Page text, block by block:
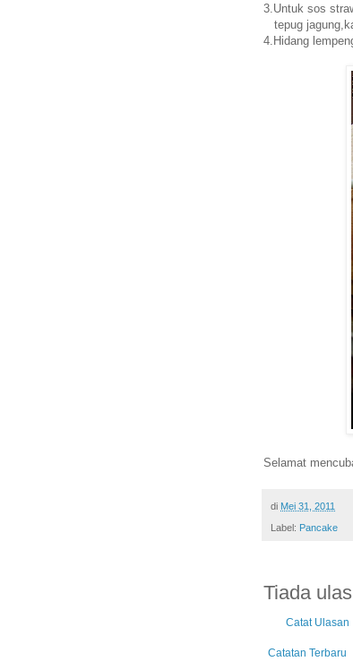
3.Untuk sos
tepug
4.Hidang
Selamat
di Mei 31, 2011
Label: Pancake
Tiada
Catat Ulasan
Catatan Terbaru